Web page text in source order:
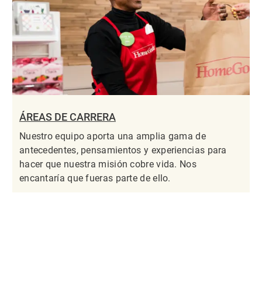
ÁREAS DE CARRERA
Nuestro equipo aporta una amplia gama de
antecedentes, pensamientos y experiencias para
hacer que nuestra misión cobre vida. Nos
encantaría que fueras parte de ello.